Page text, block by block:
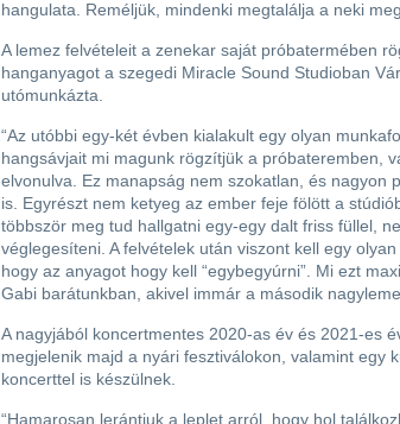
hangulata. Reméljük, mindenki megtalálja a neki
A lemez felvételeit a zenekar saját próbatermében
hanganyagot a szegedi Miracle Sound Studioban
utómunkázta.
“Az utóbbi egy-két évben kialakult egy olyan
hangsávjait mi magunk rögzítjük a próbateremben,
elvonulva. Ez manapság nem szokatlan, és nagyon
is. Egyrészt nem ketyeg az ember feje fölött a
többször meg tud hallgatni egy-egy dalt friss füllel,
véglegesíteni. A felvételek után viszont kell egy
hogy az anyagot hogy kell “egybegyúrni”. Mi ezt
Gabi barátunkban, akivel immár a második
A nagyjából koncertmentes 2020-as év és 2021-es
megjelenik majd a nyári fesztiválokon, valamint egy
koncerttel is készülnek.
“Hamarosan lerántjuk a leplet arról, hogy hol